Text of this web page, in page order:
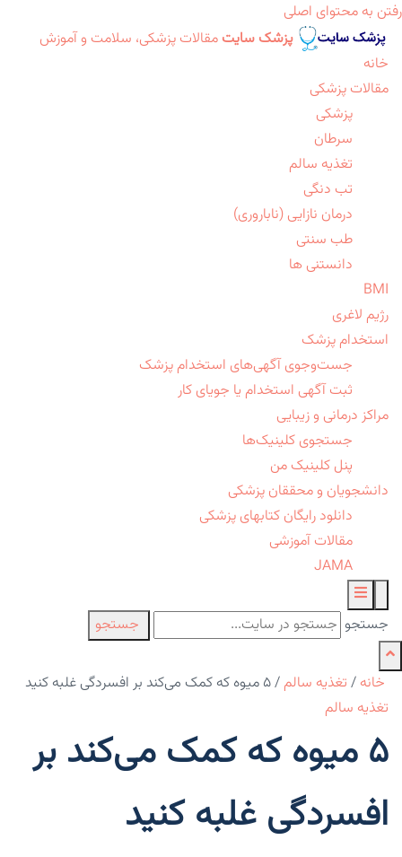
رفتن به محتوای اصلی
پزشک سایت مقالات پزشکی، سلامت و آموزش
خانه
مقالات پزشکی
پزشکی
سرطان
تغذیه سالم
تب دنگی
درمان نازایی (ناباروری)
طب سنتی
دانستنی ها
BMI
رژیم لاغری
استخدام پزشک
جست‌وجوی آگهی‌های استخدام پزشک
ثبت آگهی استخدام یا جویای کار
مراکز درمانی و زیبایی
جستجوی کلینیک‌ها
پنل کلینیک من
دانشجویان و محققان پزشکی
دانلود رایگان کتابهای پزشکی
مقالات آموزشی
JAMA
جستجو جستجو
خانه / تغذیه سالم /۵ میوه که کمک می‌کند بر افسردگی غلبه کنید
تغذیه سالم
۵ میوه که کمک می‌کند بر
افسردگی غلبه کنید